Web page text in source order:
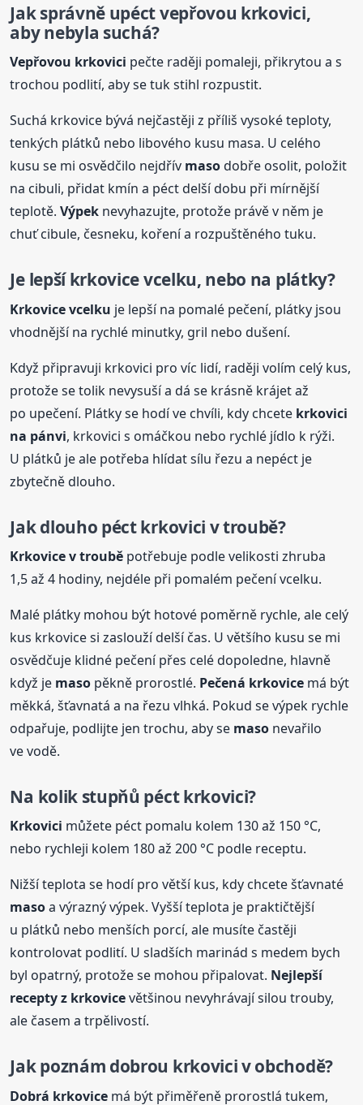
Jak správně upéct vepřovou krkovici,
aby nebyla suchá?
Vepřovou krkovici pečte raději pomaleji, přikrytou a s
trochou podlití, aby se tuk stihl rozpustit.
Suchá krkovice bývá nejčastěji z příliš vysoké teploty,
tenkých plátků nebo libového kusu masa. U celého
kusu se mi osvědčilo nejdřív masodobře osolit, položit
na cibuli, přidat kmín a péct delší dobu při mírnější
teplotě.Výpek nevyhazujte, protože právě v něm je
chuť cibule, česneku, koření a rozpuštěného tuku.
Je lepší krkovice vcelku, nebo na plátky?
Krkovice vcelku je lepší na pomalé pečení, plátky jsou
vhodnější na rychlé minutky, gril nebo dušení.
Když připravuji krkovici pro víc lidí, raději volím celý kus,
protože se tolik nevysuší a dá se krásně krájet až
po upečení. Plátky se hodí ve chvíli, kdy chcete krkovici
na pánvi, krkovici s omáčkou nebo rychlé jídlo k rýži.
U plátků je ale potřeba hlídat sílu řezu a nepéct je
zbytečně dlouho.
Jak dlouho péct krkovici v troubě?
Krkovice v troubě potřebuje podle velikosti zhruba
1,5 až 4 hodiny, nejdéle při pomalém pečení vcelku.
Malé plátky mohou být hotové poměrně rychle, ale celý
kus krkovice si zaslouží delší čas. U většího kusu se mi
osvědčuje klidné pečení přes celé dopoledne, hlavně
když je maso pěkně prorostlé. Pečená krkovice má být
měkká, šťavnatá a na řezu vlhká. Pokud se výpek rychle
odpařuje, podlijte jen trochu, aby se maso nevařilo
ve vodě.
Na kolik stupňů péct krkovici?
Krkovici můžete péct pomalu kolem 130 až 150 °C,
nebo rychleji kolem 180 až 200 °C podle receptu.
Nižší teplota se hodí pro větší kus, kdy chcete šťavnaté
masoa výrazný výpek. Vyšší teplota je praktičtější
u plátků nebo menších porcí, ale musíte častěji
kontrolovat podlití. U sladších marinád s medem bych
byl opatrný, protože se mohou připalovat. Nejlepší
recepty z krkovicevětšinou nevyhrávají silou trouby,
ale časem a trpělivostí.
Jak poznám dobrou krkovici v obchodě?
Dobrá krkovice má být přiměřeně prorostlá tukem,